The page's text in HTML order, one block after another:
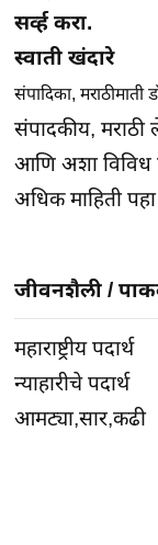
सर्व्ह करा.
स्वाती खंदारे
संपादिका, मराठीमाती
संपादकीय, मराठी
आणि अशा विविध
अधिक माहिती पहा
जीवनशैली /
महाराष्ट्रीय पदार्थ
न्याहारीचे पदार्थ
आमट्या,सार,कढी